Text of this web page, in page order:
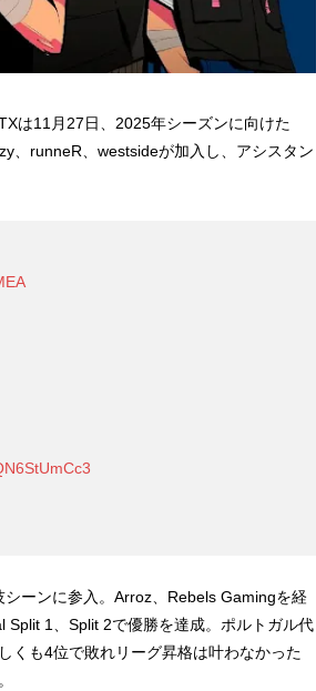
は11月27日、2025年シーズンに向けた
、runneR、westsideが加入し、アシスタン
ーンに参入。Arroz、Rebels Gamingを経
Split 1、Split 2で優勝を達成。ポルトガル代
くも4位で敗れリーグ昇格は叶わなかった